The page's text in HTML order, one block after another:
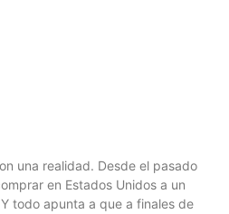
una realidad. Desde el pasado
en Estados Unidos a un
todo apunta a que a finales de